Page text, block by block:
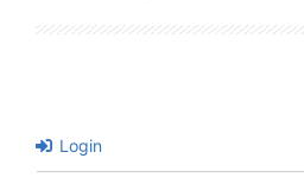
Login